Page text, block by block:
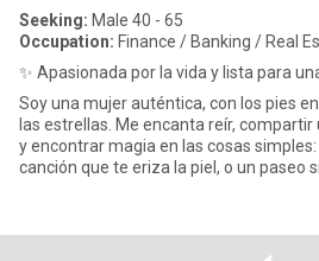
Seeking: Male 40 - 65
Occupation: Finance / Banking / Real
✨ Apasionada por la vida y lista para
Soy una mujer auténtica, con los pies
las estrellas. Me encanta reír,
y encontrar magia en las cosas
canción que te eriza la piel, o un paseo